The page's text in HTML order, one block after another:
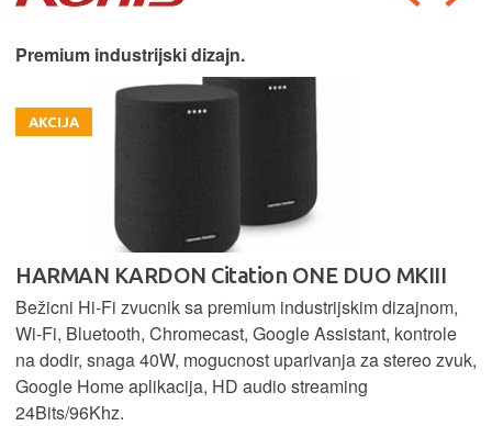
Premium industrijski dizajn.
AKCIJA
HARMAN KARDON Citation ONE DUO MKIII
Bežicni Hi-Fi zvucnik sa premium industrijskim dizajnom,
Wi-Fi, Bluetooth, Chromecast, Google Assistant, kontrole
na dodir, snaga 40W, mogucnost uparivanja za stereo zvuk,
Google Home aplikacija, HD audio streaming
24Bits/96Khz.